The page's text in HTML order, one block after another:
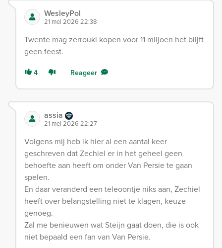
WesleyPol
21 mei 2026 22:38
Twente mag zerrouki kopen voor 11 miljoen het blijft
geen feest.
4 Reageer
assia
21 mei 2026 22:27
Volgens mij heb ik hier al een aantal keer
geschreven dat Zechiel er in het geheel geen
behoefte aan heeft om onder Van Persie te gaan
spelen.
En daar veranderd een teleoontje niks aan, Zechiel
heeft over belangstelling niet te klagen, keuze
genoeg.
Zal me benieuwen wat Steijn gaat doen, die is ook
niet bepaald een fan van Van Persie.